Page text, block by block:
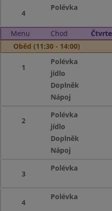
4
Polévka
Menu Chod
Oběd (11:30 - 14:00)
1
Polévka
jídlo
Doplněk
Nápoj
2
Polévka
jídlo
Doplněk
Nápoj
3
Polévka
4
Polévka